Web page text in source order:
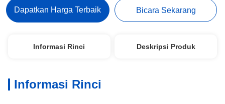
Dapatkan Harga Terbaik Bicara Sekarang
Informasi Rinci Deskripsi Produk
Informasi Rinci